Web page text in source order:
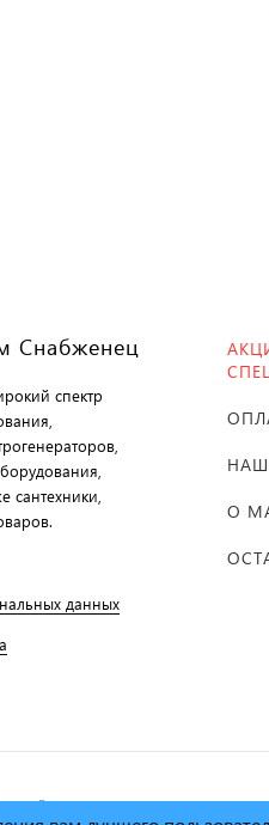
Снабженец
спектр
сантехники,
данных
О
1995г. -